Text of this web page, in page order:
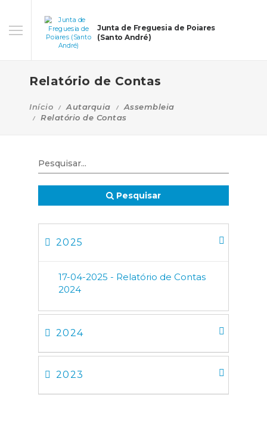
Junta de Freguesia de Poiares
(Santo André)
Relatório de Contas
Início Autarquia
Assembleia
Relatório de Contas
Pesquisar
2025
17-04-2025 - Relatório de Contas
2024
2024
2023